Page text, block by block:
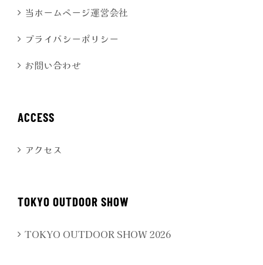
当ホームページ運営会社
プライバシーポリシー
お問い合わせ
ACCESS
アクセス
TOKYO OUTDOOR SHOW
TOKYO OUTDOOR SHOW 2026